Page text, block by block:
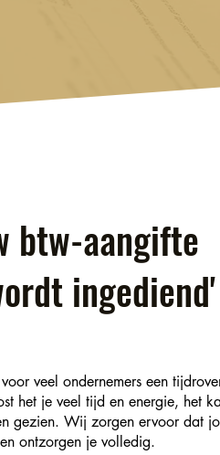
btw-aangifte
ingediend'
veel ondernemers een
het je veel tijd en energie, het
gezien. Wij zorgen ervoor dat
ontzorgen je volledig.